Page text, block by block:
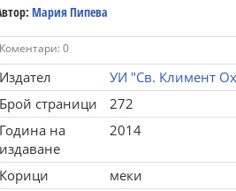
Мария Пипева
Коментари: 0
Издател
УИ "Св. Климент
Брой страници
272
Година на
издаване
2014
Корици
меки